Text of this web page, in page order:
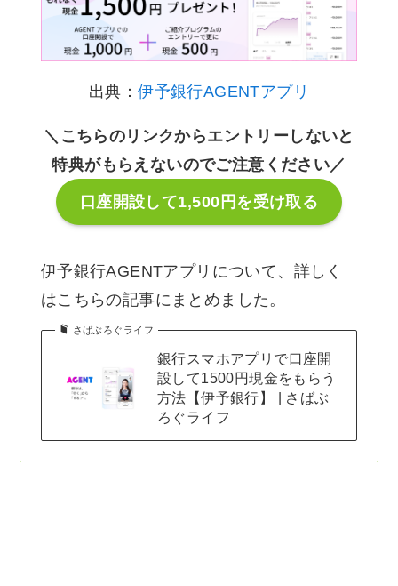
出典：伊予銀行AGENTアプリ
＼こちらのリンクからエントリーしないと
特典がもらえないのでご注意ください／
口座開設して1,500円を受け取る
伊予銀行AGENTアプリについて、詳しく
はこちらの記事にまとめました。
さばぶろぐライフ
銀行スマホアプリで口座開
設して1500円現金をもらう
方法【伊予銀行】 | さばぶ
ろぐライフ